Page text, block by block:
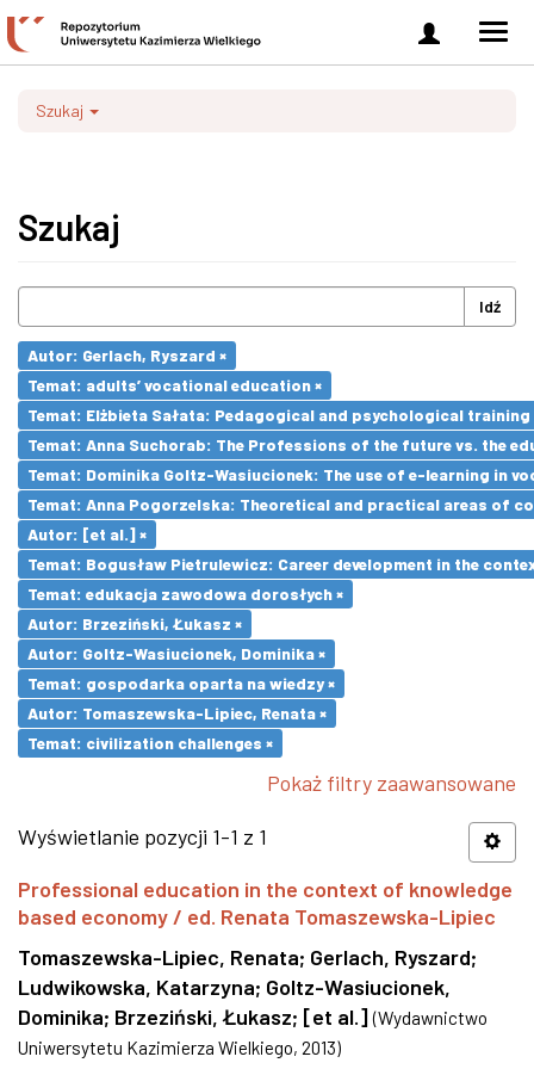
Zaloguj
się
Szukaj
Szukaj
Idź
Autor: Gerlach, Ryszard ×
Temat: adults’ vocational education ×
Temat: Elżbieta Sałata: Pedagogical and psychological
Temat: Anna Suchorab: The Professions of the future vs. the
Temat: Dominika Goltz-Wasiucionek: The use of e-learning in
Temat: Anna Pogorzelska: Theoretical and practical areas of
Autor: [et al.] ×
Temat: Bogusław Pietrulewicz: Career development in the
Temat: edukacja zawodowa dorosłych ×
Autor: Brzeziński, Łukasz ×
Autor: Goltz-Wasiucionek, Dominika ×
Temat: gospodarka oparta na wiedzy ×
Autor: Tomaszewska-Lipiec, Renata ×
Temat: civilization challenges ×
Pokaż filtry zaawansowane
Wyświetlanie pozycji 1-1 z 1
Professional education in the context of knowledge
based economy / ed. Renata Tomaszewska-Lipiec
Tomaszewska-Lipiec, Renata; Gerlach, Ryszard;
Ludwikowska, Katarzyna; Goltz-Wasiucionek,
Dominika; Brzeziński, Łukasz; [et al.] (Wydawnictwo
Uniwersytetu Kazimierza Wielkiego, 2013)